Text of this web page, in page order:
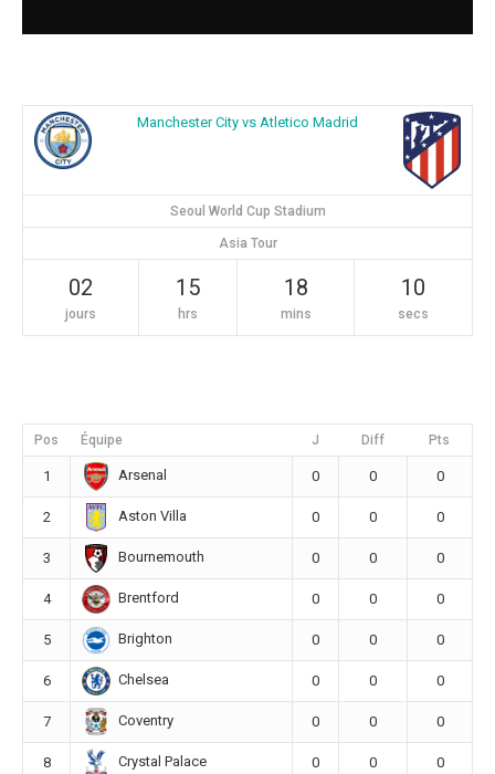
Manchester City vs Atletico Madrid
Seoul World Cup Stadium
Asia Tour
02
jours
15
hrs
18
mins
10
secs
Pos Équipe J Diff Pts
1 Arsenal 0 0 0
2 Aston Villa 0 0 0
3 Bournemouth 0 0 0
4 Brentford 0 0 0
5 Brighton 0 0 0
6 Chelsea 0 0 0
7 Coventry 0 0 0
8 Crystal Palace 0 0 0